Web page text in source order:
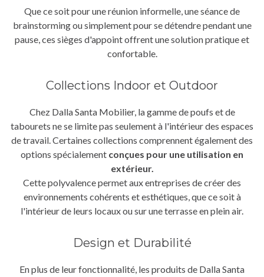
Que ce soit pour une réunion informelle, une séance de
brainstorming ou simplement pour se détendre pendant une
pause, ces sièges d'appoint offrent une solution pratique et
confortable.
Collections Indoor et Outdoor
Chez Dalla Santa Mobilier, la gamme de poufs et de
tabourets ne se limite pas seulement à l'intérieur des espaces
de travail. Certaines collections comprennent également des
options spécialement conçues pour une utilisation en
extérieur.
Cette polyvalence permet aux entreprises de créer des
environnements cohérents et esthétiques, que ce soit à
l'intérieur de leurs locaux ou sur une terrasse en plein air.
Design et Durabilité
En plus de leur fonctionnalité, les produits de Dalla Santa